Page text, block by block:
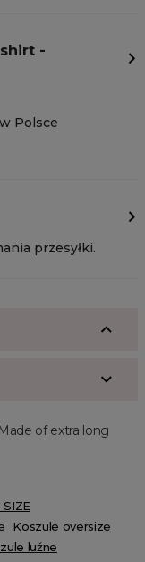
-
Polsce
przesyłki.
of extra long
SIZE
Koszule oversize
luźne